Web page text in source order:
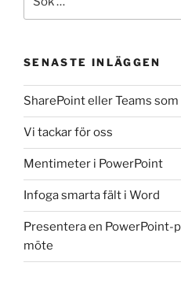
efter:
SENASTE INLÄGGEN
SharePoint eller Teams
Vi tackar för oss
Mentimeter i PowerPoint
Infoga smarta fält i Word
Presentera en PowerPoint-
möte